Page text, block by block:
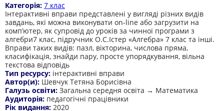
Категорія: 7 клас
Інтерактивні вправи представлені у вигляді різних видів
завдань, які можна виконувати on-line або загрузити на
комп’ютер, як супровід до уроків за чинної програми з
алгебри7 клас, підручник О.С.Істер «Алгебра» 7 клас та інші.
Вправи таких видів: пазл, вікторина, числова пряма,
класифікація, знайди пару, просте упорядкування, вільна
текстова відповідь
Тип ресурсу: інтерактивні вправи
Автор(и): Шевчук Тетяна Борисівна
Галузь освіти: Загальна середня освіта → Математика
Аудиторія: педагогічні працівники
Рік видання: 2020